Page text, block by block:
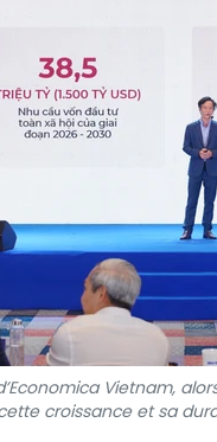
Vietnam,
croissance et sa